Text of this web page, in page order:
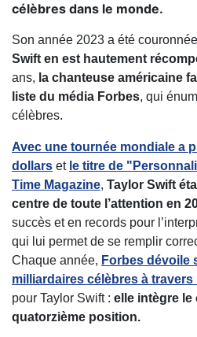
célèbres dans le monde.
Son année 2023 a été
Swift en est hautement
ans, la chanteuse américaine
liste du média Forbes, qui
célèbres.
Avec une tournée mondiale a
dollars et le titre de
Time Magazine, Taylor Swift
centre de toute l’attention en
succès et en records pour
qui lui permet de se remplir
Chaque année, Forbes dévoile
milliardaires célèbres à travers
pour Taylor Swift : elle intègre le
quatorzième position.